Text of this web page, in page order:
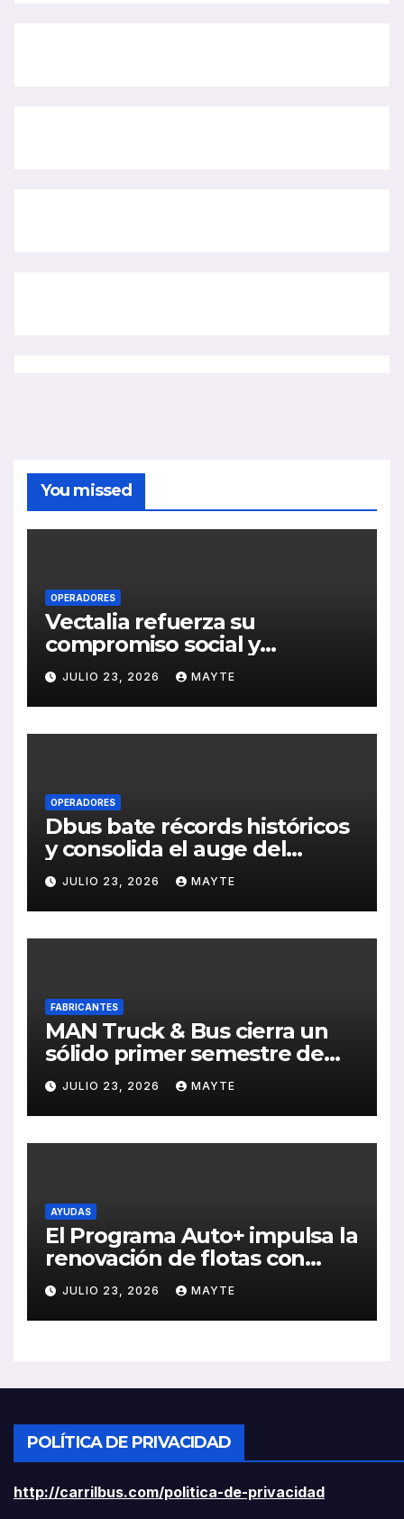
You missed
OPERADORES
Vectalia refuerza su
compromiso social y
medioambiental con la
publicación de su Memoria
de RSC 2025
JULIO 23, 2026 MAYTE
OPERADORES
Dbus bate récords históricos
y consolida el auge del
transporte público en San
Sebastián
JULIO 23, 2026 MAYTE
FABRICANTES
MAN Truck & Bus cierra un
sólido primer semestre de
2026 con crecimiento en
ventas, pedidos y
rentabilidad
JULIO 23, 2026 MAYTE
AYUDAS
El Programa Auto+ impulsa la
renovación de flotas con
ayudas a vehículos eléctricos
ligeros
JULIO 23, 2026 MAYTE
POLÍTICA DE PRIVACIDAD
http://carrilbus.com/politica-de-privacidad